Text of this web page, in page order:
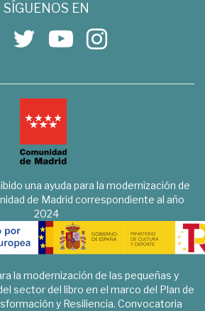
SÍGUENOS EN
una ayuda para la modernización de
de Madrid correspondiente al año
2024
la modernización de las pequeñas y
sector del libro en el marco del Plan de
y Resiliencia. Convocatoria